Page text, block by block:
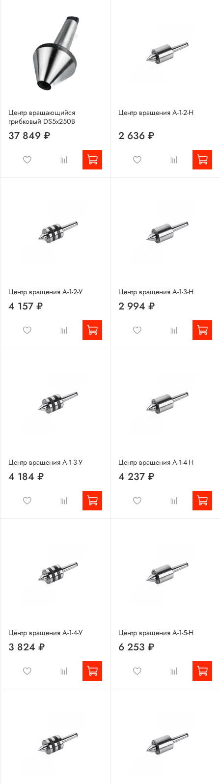
Центр вращающийся
грибковый DS5x250B
37 849 ₽
Центр вращения А-1-2-Н
2 636 ₽
Центр вращения А-1-2-У
4 157 ₽
Центр вращения А-1-3-Н
2 994 ₽
Центр вращения А-1-3-У
4 184 ₽
Центр вращения А-1-4-Н
4 237 ₽
Центр вращения А-1-4-У
3 824 ₽
Центр вращения А-1-5-Н
6 253 ₽